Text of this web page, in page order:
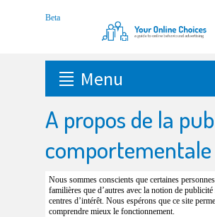
Menu
A propos de la
comportementale
Nous sommes conscients que certaines
familières que d’autres avec la notion de
centres d’intérêt. Nous espérons que ce site
comprendre mieux le fonctionnement.